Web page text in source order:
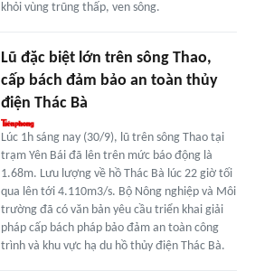
khỏi vùng trũng thấp, ven sông.
Lũ đặc biệt lớn trên sông Thao,
cấp bách đảm bảo an toàn thủy
điện Thác Bà
Lúc 1h sáng nay (30/9), lũ trên sông Thao tại
trạm Yên Bái đã lên trên mức báo động là
1.68m. Lưu lượng về hồ Thác Bà lúc 22 giờ tối
qua lên tới 4.110m3/s. Bộ Nông nghiệp và Môi
trường đã có văn bản yêu cầu triển khai giải
pháp cấp bách pháp bảo đảm an toàn công
trình và khu vực hạ du hồ thủy điện Thác Bà.